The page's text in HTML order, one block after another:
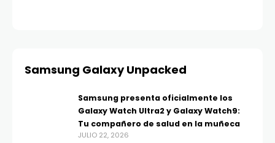
Samsung Galaxy Unpacked
Samsung presenta oficialmente los
Galaxy Watch Ultra2 y Galaxy Watch9:
Tu compañero de salud en la muñeca
JULIO 22, 2026